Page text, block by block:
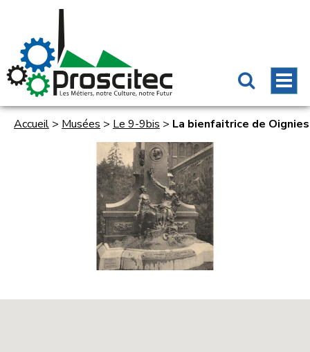
Accueil > Musées > Le 9-9bis > La bienfaitrice de Oignies